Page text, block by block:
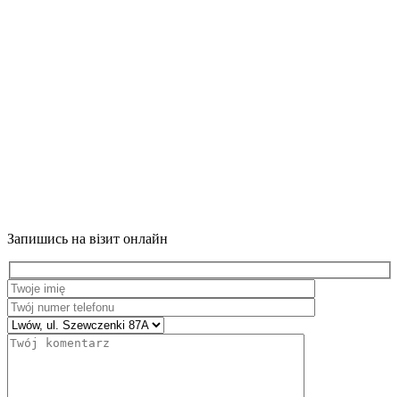
Запишись на візит онлайн